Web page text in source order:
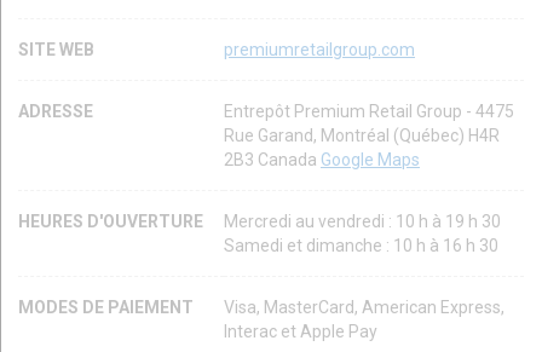
SITE WEB premiumretailgroup.com
ADRESSE
Entrepôt Premium Retail Group - 4475
Rue Garand, Montréal (Québec) H4R
2B3 Canada Google Maps
HEURES D'OUVERTURE
Mercredi au vendredi : 10 h à 19 h 30
Samedi et dimanche : 10 h à 16 h 30
MODES DE PAIEMENT
Visa, MasterCard, American Express,
Interac et Apple Pay